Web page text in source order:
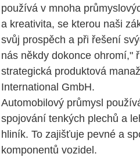
používá v mnoha
a kreativita, se kterou naši
svůj prospěch a při řešení
nás někdy dokonce ohromí,"
strategická produktová
International GmbH.
Automobilový průmysl
spojování tenkých plechů a
hliník. To zajišťuje pevné a
komponentů vozidel.